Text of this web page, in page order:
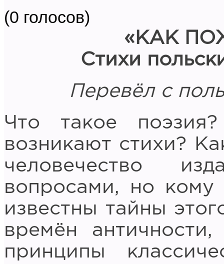
(0 голосов)
«КАК
Стихи
Перевёл с
Что такое
возникают стихи?
человечество
вопросами, но
известны тайны
времён
принципы